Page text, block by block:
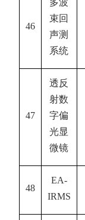
46
多波
束回
声测
系统
47
透反
射数
字偏
光显
微镜
48
EA-
IRMS